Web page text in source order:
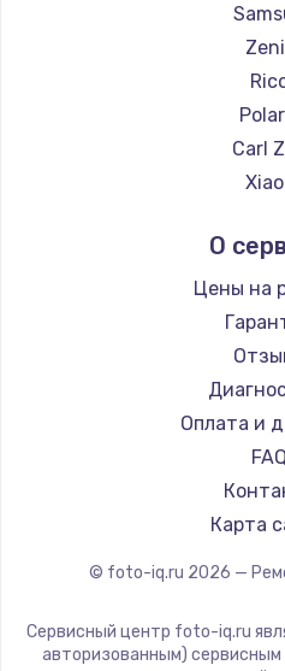
Carl
О
Цены на
Оплата и
FAQ
Карта
© foto-iq.ru 2026 —
Сервисный центр foto-iq.ru
авторизованным)